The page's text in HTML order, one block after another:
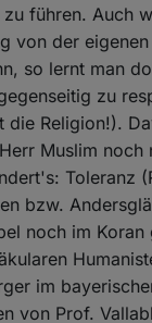
führen. Auch
von der
so lernt man
zu
die Religion!).
Muslim noch
Toleranz
bzw.
noch im Koran
im
von Prof.